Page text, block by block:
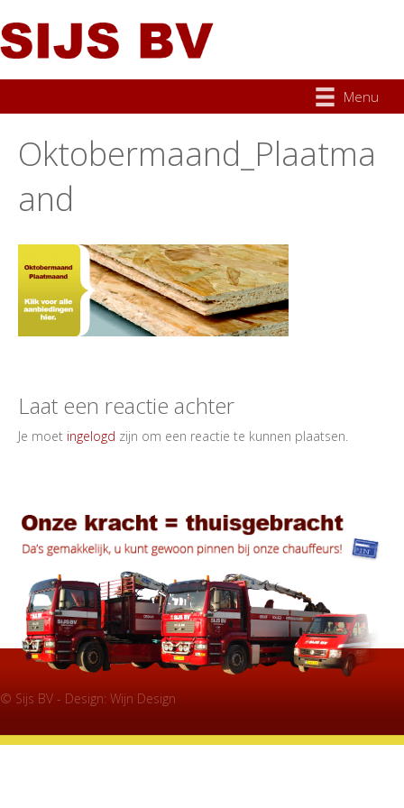
Menu
Oktobermaand_Plaatma
and
Laat een reactie achter
Je moet ingelogd zijn om een reactie te kunnen plaatsen.
© Sijs BV - Design: Wijn Design